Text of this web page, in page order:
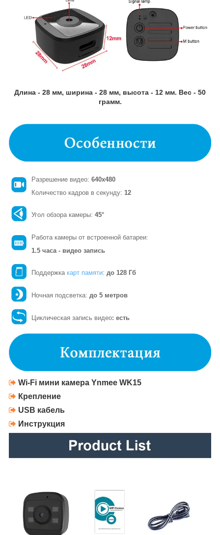
Длина - 28 мм, ширина - 28 мм, высота - 12 мм. Вес - 50
грамм.
Разрешение видео: 640x480
Количество кадров в секунду: 12
Угол обзора камеры: 45°
Работа камеры от встроенной батареи:
1.5 часа - видео запись
Поддержка карт памяти: до 128 Гб
Ночная подсветка: до 5 метров
Циклическая запись видео: есть
Wi-Fi мини камера Ynmee WK15
Крепление
USB кабель
Инструкция